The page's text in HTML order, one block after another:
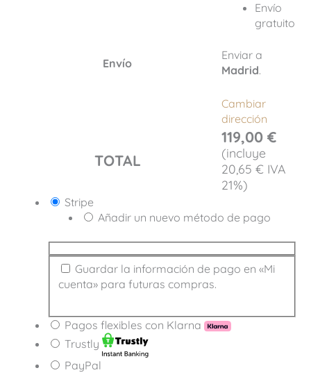
Envío
Envío
gratuito
Enviar a
Madrid.
Cambiar
dirección
TOTAL
119,00 €
(incluye
20,65 € IVA
21%)
Stripe
Añadir un nuevo método de pago
Guardar la información de pago en «Mi
cuenta» para futuras compras.
Pagos flexibles con Klarna
Trustly
PayPal